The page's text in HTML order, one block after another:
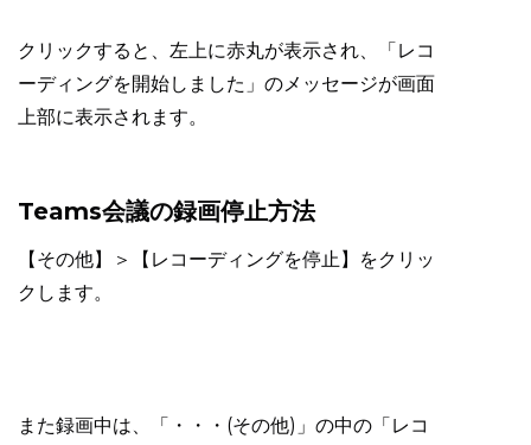
クリックすると、左上に赤丸が表示され、「レコ
ーディングを開始しました」のメッセージが画面
上部に表示されます。
Teams会議の録画停止方法
【その他】＞【レコーディングを停止】をクリッ
クします。
また録画中は、「・・・(その他)」の中の「レコ